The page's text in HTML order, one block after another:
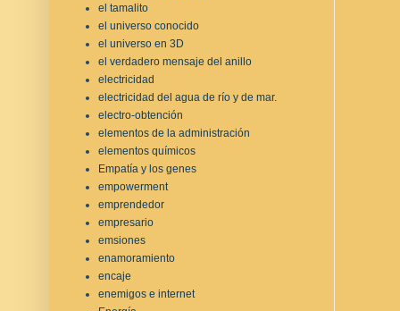
el tamalito
el universo conocido
el universo en 3D
el verdadero mensaje del anillo
electricidad
electricidad del agua de río y de mar.
electro-obtención
elementos de la administración
elementos químicos
Empatía y los genes
empowerment
emprendedor
empresario
emsiones
enamoramiento
encaje
enemigos e internet